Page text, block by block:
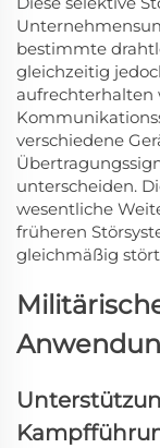
bestimmte
gleichzeitig
aufrechterhalten
verschiedene
unterscheiden.
wesentliche
früheren
gleichmäßig